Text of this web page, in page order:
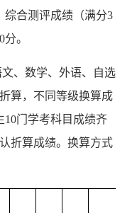
综合测评成绩（满分3
分。
、数学、外语、自选
算，不同等级换算成
10门学考科目成绩齐
折算成绩。 换算方式